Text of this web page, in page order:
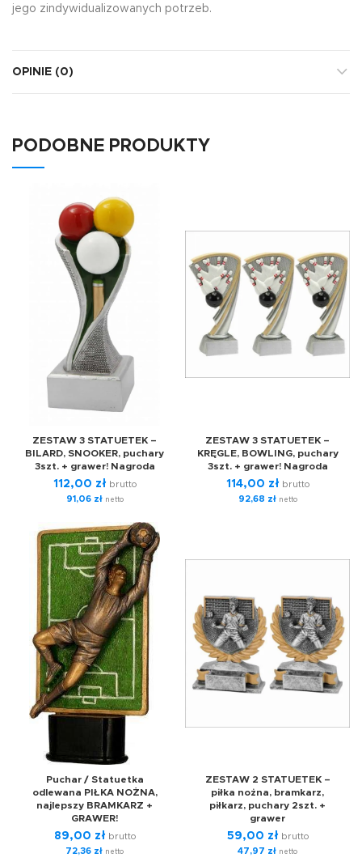
jego zindywidualizowanych potrzeb.
OPINIE (0)
PODOBNE PRODUKTY
ZESTAW 3 STATUETEK –
BILARD, SNOOKER, puchary
3szt. + grawer! Nagroda
112,00 zł brutto
91,06 złnetto
ZESTAW 3 STATUETEK –
KRĘGLE, BOWLING, puchary
3szt. + grawer! Nagroda
114,00 zł brutto
92,68 złnetto
Puchar / Statuetka
odlewana PIŁKA NOŻNA,
najlepszy BRAMKARZ +
GRAWER!
89,00 zł brutto
72,36 zł netto
ZESTAW 2 STATUETEK –
piłka nożna, bramkarz,
piłkarz, puchary 2szt. +
grawer
59,00 zł brutto
47,97 zł netto